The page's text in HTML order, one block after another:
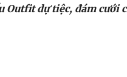
Outfit dự tiệc, đám cưới